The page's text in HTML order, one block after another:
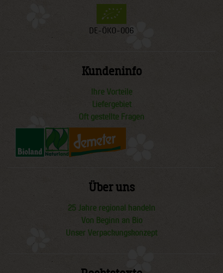
DE-ÖKO-006
Kundeninfo
Ihre Vorteile
Liefergebiet
Oft gestellte Fragen
Über uns
25 Jahre regional handeln
Von Beginn an Bio
Unser Verpackungskonzept